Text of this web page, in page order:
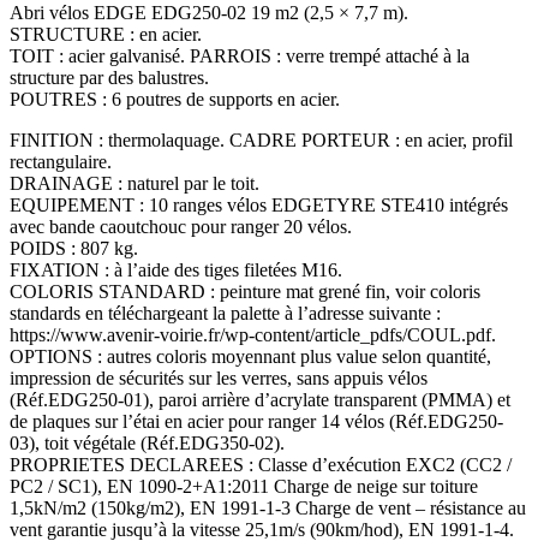
m)
toit
en
acier
galvanisé
Abri vélos EDGE EDG250-02 19 m2 (2,5 × 7,7 m).
STRUCTURE : en acier.
TOIT : acier galvanisé. PARROIS : verre trempé attaché à la
structure par des balustres.
POUTRES : 6 poutres de supports en acier.
FINITION : thermolaquage. CADRE PORTEUR : en acier, profil
rectangulaire.
DRAINAGE : naturel par le toit.
EQUIPEMENT : 10 ranges vélos EDGETYRE STE410 intégrés
avec bande caoutchouc pour ranger 20 vélos.
POIDS : 807 kg.
FIXATION : à l’aide des tiges filetées M16.
COLORIS STANDARD : peinture mat grené fin, voir coloris
standards en téléchargeant la palette à l’adresse suivante :
https://www.avenir-voirie.fr/wp-content/article_pdfs/COUL.pdf.
OPTIONS : autres coloris moyennant plus value selon quantité,
impression de sécurités sur les verres, sans appuis vélos
(Réf.EDG250-01), paroi arrière d’acrylate transparent (PMMA) et
de plaques sur l’étai en acier pour ranger 14 vélos (Réf.EDG250-
03), toit végétale (Réf.EDG350-02).
PROPRIETES DECLAREES : Classe d’exécution EXC2 (CC2 /
PC2 / SC1), EN 1090-2+A1:2011 Charge de neige sur toiture
1,5kN/m2 (150kg/m2), EN 1991-1-3 Charge de vent – résistance au
vent garantie jusqu’à la vitesse 25,1m/s (90km/hod), EN 1991-1-4.